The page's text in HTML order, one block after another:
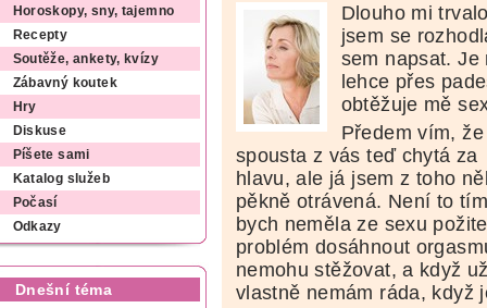
Horoskopy, sny, tajemno
Recepty
Soutěže, ankety, kvízy
Zábavný koutek
Hry
Diskuse
Píšete sami
Katalog služeb
Počasí
Odkazy
Dnešní téma
Dlouho mi
jsem se
sem napsat. Je
lehce přes
obtěžuje mě
Předem vím,
spousta z vás teď chytá za
hlavu, ale já jsem z toho
pěkně otrávená. Není to
bych neměla ze sexu
problém dosáhnout
nemohu stěžovat, a když
vlastně nemám ráda, když